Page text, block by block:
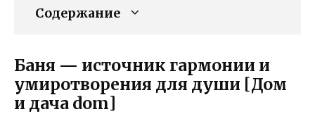
Содержание
Баня — источник гармонии и
умиротворения для души [Дом
и дача dom]